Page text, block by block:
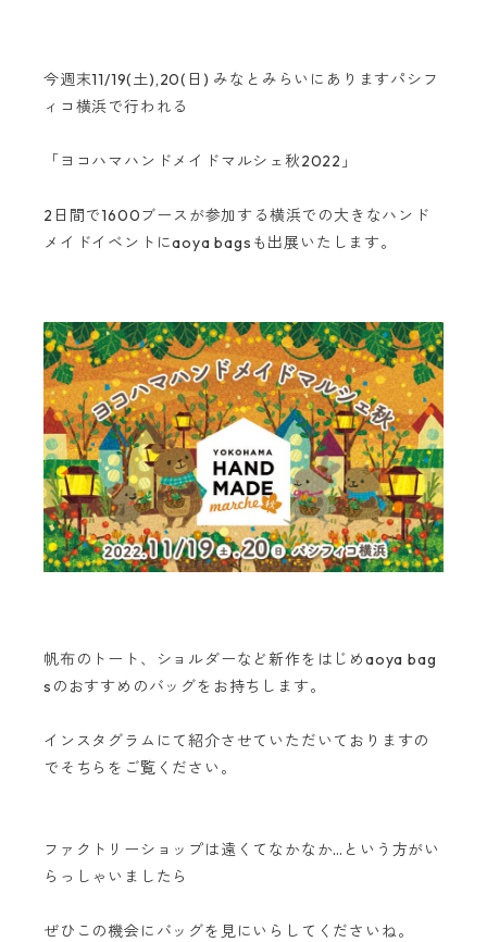
今週末11/19(土),20(日) みなとみらいにありますパシフ
ィコ横浜で行われる
「ヨコハマハンドメイドマルシェ秋2022」
2日間で1600ブースが参加する横浜での大きなハンド
メイドイベントにaoya bagsも出展いたします。
帆布のトート、ショルダーなど新作をはじめaoya bag
sのおすすめのバッグをお持ちします。
インスタグラムにて紹介させていただいておりますの
でそちらをご覧ください。
ファクトリーショップは遠くてなかなか…という方がい
らっしゃいましたら
ぜひこの機会にバッグを見にいらしてくださいね。